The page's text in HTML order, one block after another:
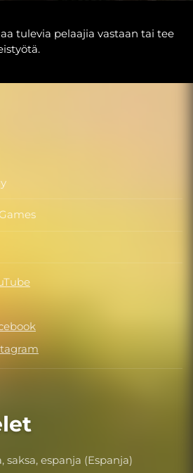
tulevia pelaajia vastaan tai tee
saksa, espanja (Espanja)